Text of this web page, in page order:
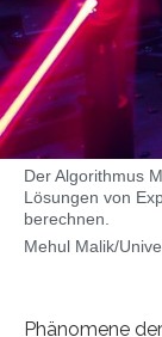
Der Algorithmus
Lösungen von
berechnen.
Mehul Malik/
Phänomene